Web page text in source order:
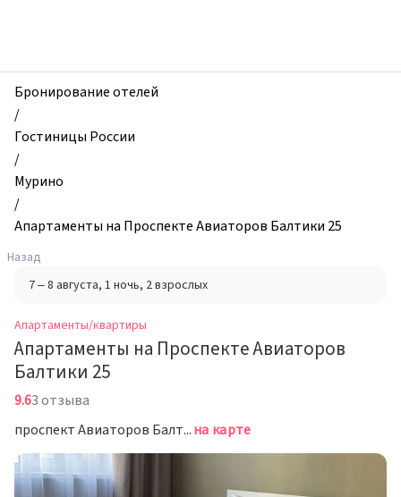
и
квартиры,
Апартаменты
на
Проспекте
Авиаторов
Балтики
25,
Мурино,
Россия
Бронирование отелей
/
Гостиницы России
/
Мурино
/
Апартаменты на Проспекте Авиаторов Балтики 25
Назад
7 – 8 августа, 1 ночь, 2 взрослых
Апартаменты/квартиры
Апартаменты на Проспекте Авиаторов
Балтики 25
9.63 отзыва
проспект Авиаторов Балтики, д. 25, Муринона карте